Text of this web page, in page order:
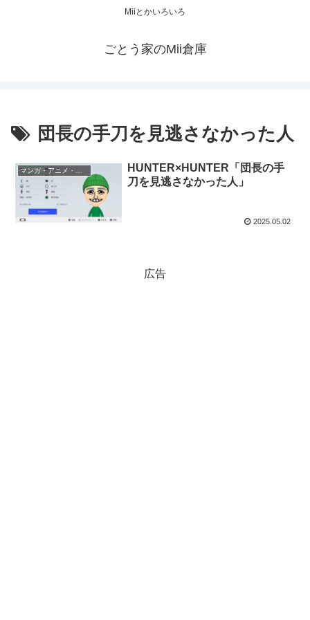
Miiとかいろいろ
ごとう家のMii倉庫
団長の手刀を見逃さなかった人
HUNTER×HUNTER「団長の手
刀を見逃さなかった人」
2025.05.02
広告